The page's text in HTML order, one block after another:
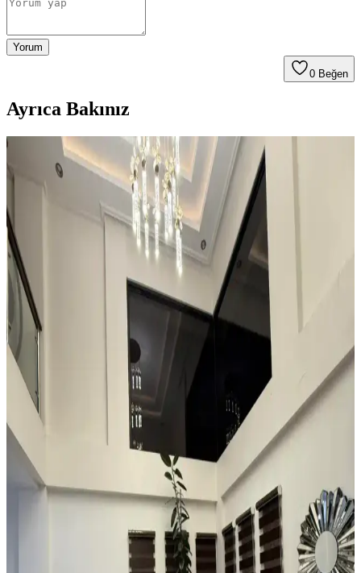
Yorum
0 Beğen
Ayrıca Bakınız
Kahvaltı Köşeleri İçin Sandalye Seçenekleri ve
Dekorasyon İpuçları
Kahvaltı köşelerinde ahşap ve sentetik deri sandalyeler, dayanıklılık
ve temizlik kolaylığı sunar. Minder ve özel tasarım halılarla konfor
ve estetik dengelenir, mekanın atmosferi güçlenir.
Teal Renkli Sandalyenin Halı ve Dolapla
Uyumunda Renk Tonları ve Aksesuarların Rolü
Teal renkli sandalyenin halı ve dolapla uyumu, doğru renk tonları ve
aksesuar seçimiyle sağlanır. Halıdaki mavi-yeşil alt tonlar ve sıcak
ahşap dolap, teal rengini öne çıkarır, aksesuarlar ise denge oluşturur.
Küçük ve Garip Şekilli Giriş Alanları İçin Dayanıklı
ve Estetik Halı Seçimi Rehberi
Küçük ve garip şekilli girişlerde suya dayanıklı, özel kesim veya
modüler halılarla estetik ve işlevsel çözümler sunulur. Ayakkabı
düzenleyicilerle alan düzeni sağlanır.
Boho Maksimalist Oturma Odası Tasarımında
Bitkiler ve Renklerin Rolü
Boho maksimalist oturma odasında turuncu duvarlar, kültürel
maskeler, canlı bitkiler ve doğru halı seçimiyle sıcak, dengeli ve
estetik bir yaşam alanı oluşturuluyor.